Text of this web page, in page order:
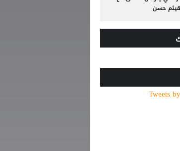
حسن
عرض سعودي !!
ماذا ينتظر صلاح في طرابزون؟
Tweets